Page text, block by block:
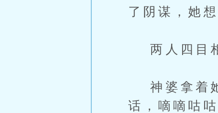
了阴谋，她
两人四目相
神婆拿着她
话，嘀嘀咕